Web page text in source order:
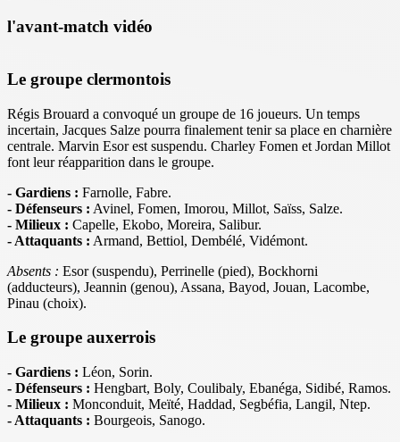
l'avant-match vidéo
Le groupe clermontois
Régis Brouard a convoqué un groupe de 16 joueurs. Un temps
incertain, Jacques Salze pourra finalement tenir sa place en charnière
centrale. Marvin Esor est suspendu. Charley Fomen et Jordan Millot
font leur réapparition dans le groupe.
- Gardiens : Farnolle, Fabre.
- Défenseurs : Avinel, Fomen, Imorou, Millot, Saïss, Salze.
- Milieux : Capelle, Ekobo, Moreira, Salibur.
- Attaquants : Armand, Bettiol, Dembélé, Vidémont.
Absents : Esor (suspendu), Perrinelle (pied), Bockhorni
(adducteurs), Jeannin (genou), Assana, Bayod, Jouan, Lacombe,
Pinau (choix).
Le groupe auxerrois
- Gardiens : Léon, Sorin.
- Défenseurs : Hengbart, Boly, Coulibaly, Ebanéga, Sidibé, Ramos.
- Milieux : Monconduit, Meïté, Haddad, Segbéfia, Langil, Ntep.
- Attaquants : Bourgeois, Sanogo.